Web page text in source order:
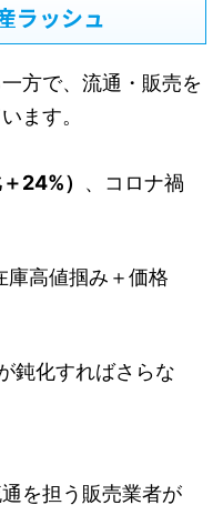
ラッシュ
方で、流通・販売を
ます。
24%） 、コロナ禍
高値掴み＋価格
鈍化すればさらな
を担う販売業者が